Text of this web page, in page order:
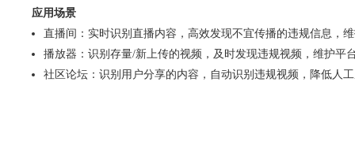
应用场景
直播间：实时识别直播内容，高效发现不宜传播的违规信息，
播放器：识别存量/新上传的视频，及时发现违规视频，维护平
社区论坛：识别用户分享的内容，自动识别违规视频，降低人